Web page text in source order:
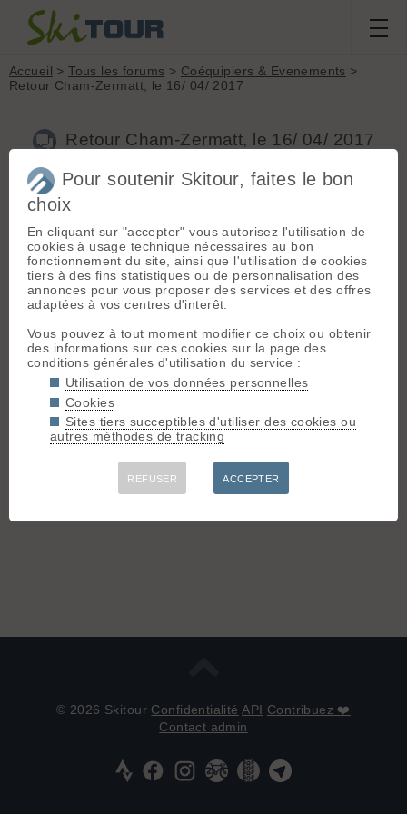
Accueil >Tous les forums > Coéquipiers & Evenements >
Retour Cham-Zermatt, le 16/ 04/ 2017
Retour Cham-Zermatt, le 16/ 04/ 2017
Nouveau sujet
etienned [122posts] - Le 11/04/2017 21:07
Salut les Ouriens,
Si certains d'entre vous entreprennent d'achever Cham-
Zermatt le 16/04, il serait possible de mutualiser les frais de
Un départ de Zermatt à 14H00 serait idéal.
En espérant que cet appel trouve echo (le carnet de
réservation des refuges indiquant clairement que les
candidats à la haute route ne manqueront pas ce week-end).
Etienne.
Connectez-vous pour poster
© 2026 Skitour Confidentialité API Contribuez ❤️
Contact admin
Pour soutenir Skitour, faites le bon
choix
En cliquant sur "accepter" vous autorisez l'utilisation de
cookies à usage technique nécessaires au bon
fonctionnement du site, ainsi que l'utilisation de cookies
tiers à des fins statistiques ou de personnalisation des
annonces pour vous proposer des services et des offres
adaptées à vos centres d'interêt.
Vous pouvez à tout moment modifier ce choix ou obtenir
des informations sur ces cookies sur la page des
conditions générales d'utilisation du service :
Utilisation de vos données personnelles
Cookies
Sites tiers succeptibles d'utiliser des cookies ou
autres méthodes de tracking
REFUSER ACCEPTER